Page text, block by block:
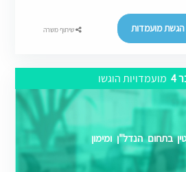
הגשת מועמדות שיתוף משרה
4 מועמדויות הוגשו
בתחום הנדל"ן ומימון